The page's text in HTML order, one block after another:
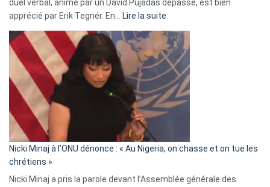
»
duel verbal, animé par un David Pujadas dépassé, est bien
apprécié par Erik Tegnér. En…
Lire la suite
Tegnér
exulte
« Zemmour
a
tout
parle
ses
Nicki Minaj à l’ONU dénonce : « Au Nigeria, on chasse et on tue les
chrétiens »
Nicki Minaj a pris la parole devant l’Assemblée générale des